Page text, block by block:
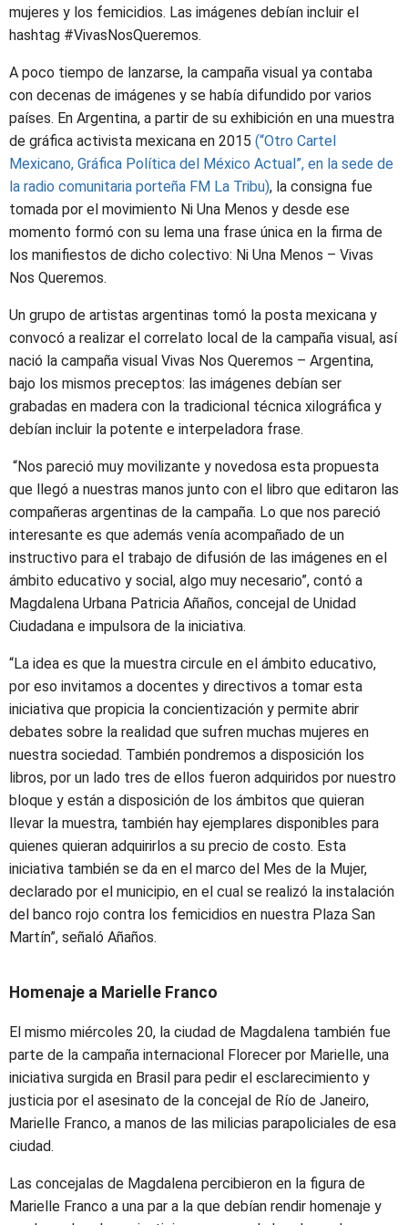
mujeres y los femicidios. Las imágenes debían incluir el
hashtag #VivasNosQueremos.
A poco tiempo de lanzarse, la campaña visual ya contaba
con decenas de imágenes y se había difundido por varios
países. En Argentina, a partir de su exhibición en una muestra
de gráfica activista mexicana en 2015 (“Otro Cartel
Mexicano, Gráfica Política del México Actual”, en la sede de
la radio comunitaria porteña FM La Tribu), la consigna fue
tomada por el movimiento Ni Una Menos y desde ese
momento formó con su lema una frase única en la firma de
los manifiestos de dicho colectivo: Ni Una Menos – Vivas
Nos Queremos.
Un grupo de artistas argentinas tomó la posta mexicana y
convocó a realizar el correlato local de la campaña visual, así
nació la campaña visual Vivas Nos Queremos – Argentina,
bajo los mismos preceptos: las imágenes debían ser
grabadas en madera con la tradicional técnica xilográfica y
debían incluir la potente e interpeladora frase.
“Nos pareció muy movilizante y novedosa esta propuesta
que llegó a nuestras manos junto con el libro que editaron las
compañeras argentinas de la campaña. Lo que nos pareció
interesante es que además venía acompañado de un
instructivo para el trabajo de difusión de las imágenes en el
ámbito educativo y social, algo muy necesario”, contó a
Magdalena Urbana Patricia Añaños, concejal de Unidad
Ciudadana e impulsora de la iniciativa.
“La idea es que la muestra circule en el ámbito educativo,
por eso invitamos a docentes y directivos a tomar esta
iniciativa que propicia la concientización y permite abrir
debates sobre la realidad que sufren muchas mujeres en
nuestra sociedad. También pondremos a disposición los
libros, por un lado tres de ellos fueron adquiridos por nuestro
bloque y están a disposición de los ámbitos que quieran
llevar la muestra, también hay ejemplares disponibles para
quienes quieran adquirirlos a su precio de costo. Esta
iniciativa también se da en el marco del Mes de la Mujer,
declarado por el municipio, en el cual se realizó la instalación
del banco rojo contra los femicidios en nuestra Plaza San
Martín”, señaló Añaños.
Homenaje a Marielle Franco
El mismo miércoles 20, la ciudad de Magdalena también fue
parte de la campaña internacional Florecer por Marielle, una
iniciativa surgida en Brasil para pedir el esclarecimiento y
justicia por el asesinato de la concejal de Río de Janeiro,
Marielle Franco, a manos de las milicias parapoliciales de esa
ciudad.
Las concejalas de Magdalena percibieron en la figura de
Marielle Franco a una par a la que debían rendir homenaje y